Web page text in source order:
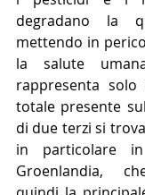
degradano la
mettendo in
la salute
rappresenta solo
totale presente
di due terzi si
in particolare
Groenlandia,